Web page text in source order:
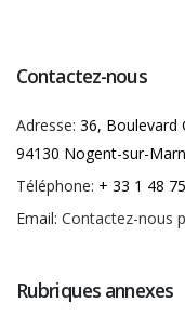
Contactez-nous
Adresse: 36, Boulevard
94130 Nogent-sur-
Téléphone: + 33 1 48
Email: Contactez-nous
Rubriques annexes